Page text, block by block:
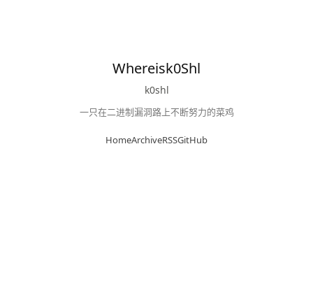
Whereisk0Shl
k0shl
一只在二进制漏洞路上不断努力的菜鸡
HomeArchiveRSSGitHub